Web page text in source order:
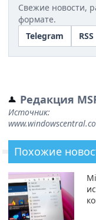
Свежие новости,
формате.
Telegram
RSS
Редакция
Источник:
Похожие